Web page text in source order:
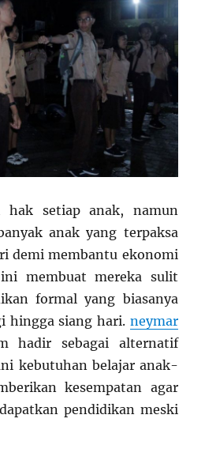
hak setiap anak, namun
anak yang terpaksa
demi membantu ekonomi
membuat mereka sulit
formal yang biasanya
hingga siang hari. neymar
hadir sebagai alternatif
kebutuhan belajar anak-
kesempatan agar
pendidikan meski